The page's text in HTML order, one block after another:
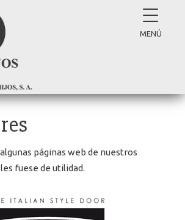
páginas web de nuestros
fuese de utilidad.
MENÚ